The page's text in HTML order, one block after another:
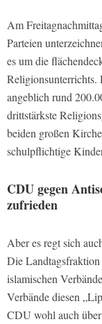
Am
Parteien
es um die
Religionsunterrichts.
angeblich rund
drittstärkste
beiden großen
schulpflichtige
CDU gegen
zufrieden
Aber es regt sich
Die
islamischen
Verbände diesen
CDU wohl auch